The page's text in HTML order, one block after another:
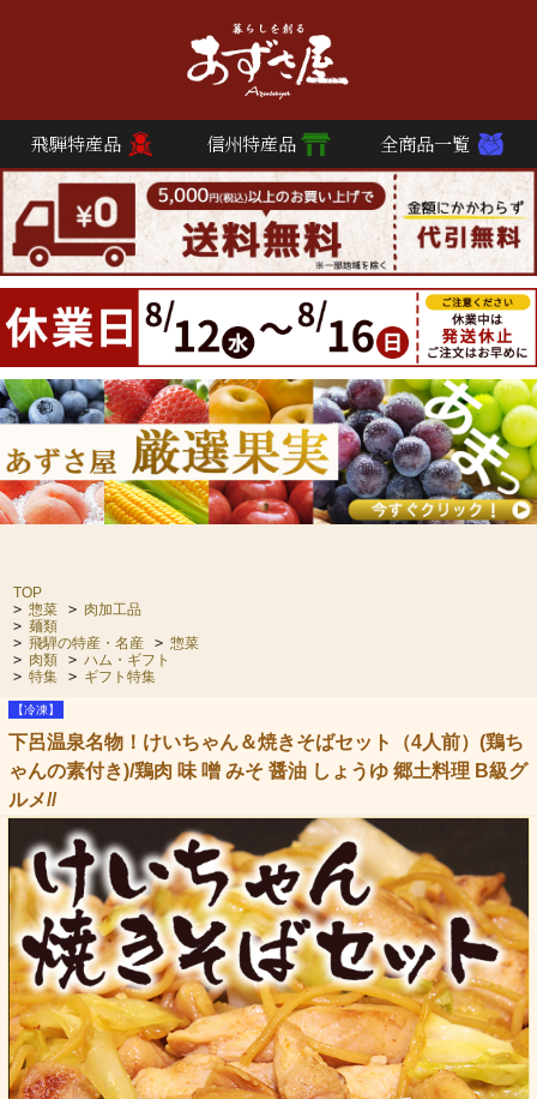
飛騨特産品 信州特産品 全商品一覧
TOP
> 惣菜 > 肉加工品
> 麺類
> 飛騨の特産・名産 > 惣菜
> 肉類 > ハム・ギフト
> 特集 > ギフト特集
【冷凍】
下呂温泉名物！けいちゃん＆焼きそばセット（4人前）(鶏ち
ゃんの素付き)/鶏肉 味 噌 みそ 醤油 しょうゆ 郷土料理 B級グ
ルメ//